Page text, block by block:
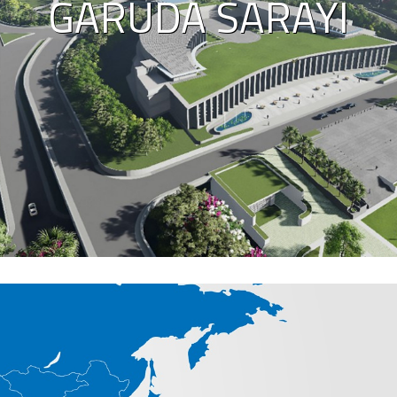
GARUDA SARAYI